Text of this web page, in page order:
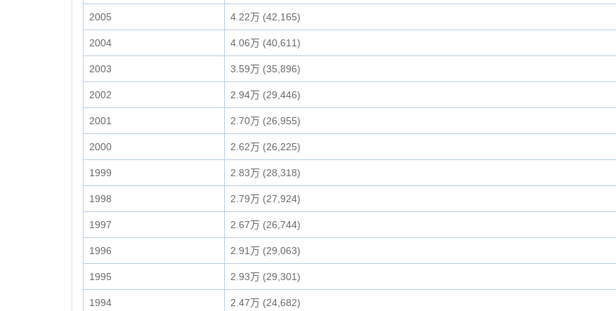
2005 4.22万 (42,165)
2004 4.06万 (40,611)
2003 3.59万 (35,896)
2002 2.94万 (29,446)
2001 2.70万 (26,955)
2000 2.62万 (26,225)
1999 2.83万 (28,318)
1998 2.79万 (27,924)
1997 2.67万 (26,744)
1996 2.91万 (29,063)
1995 2.93万 (29,301)
1994 2.47万 (24,682)